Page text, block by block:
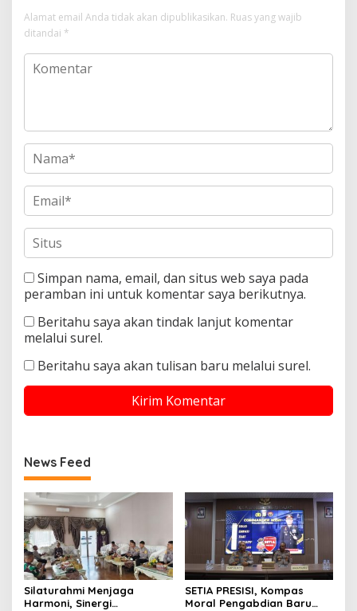
Alamat email Anda tidak akan dipublikasikan. Ruas yang wajib
ditandai *
Simpan nama, email, dan situs web saya pada
peramban ini untuk komentar saya berikutnya.
Beritahu saya akan tindak lanjut komentar
melalui surel.
Beritahu saya akan tulisan baru melalui surel.
News Feed
Silaturahmi Menjaga
Harmoni, Sinergi
SETIA PRESISI, Kompas
Moral Pengabdian Baru